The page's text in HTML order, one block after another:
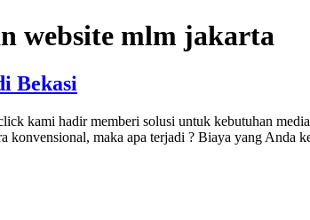
website mlm jakarta
Bekasi
kami hadir memberi solusi untuk kebutuhan
konvensional, maka apa terjadi ? Biaya yang